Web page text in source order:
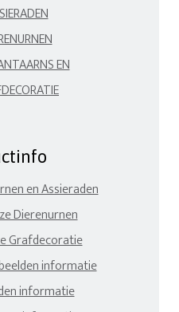
EN
en Assieraden
Dierenurnen
Grafdecoratie
informatie
informatie